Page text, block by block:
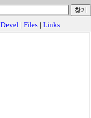
Devel | Files | Links